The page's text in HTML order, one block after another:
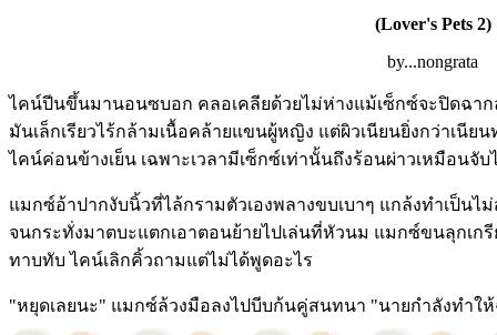
(Lover's Pets 2)
by...nongrata
ไคน์ปีนขึ้นมานอนซบอก คลอเคลียด้วยไม่ห่างแม้เซ็กซ์จะปิดฉา
มันเล็กเรียวไร้กล้ามเนื้อคล้ายแขนผู้หญิง แต่ผิวเนียนยิ่งกว่าเนี
ไคน์ค่อนข้างเย็น เฉพาะเวลามีเซ็กซ์เท่านั้นถึงร้อนผ่าวเหมือนจับ
แมกซ์อ้าปากงับนิ้วที่ไล้กรามตัวเองพลางขบเบาๆ แกล้งทำเป็น
จนกระทั่งมาตบะแตกเอาตอนย้ายไปเล่นที่หัวนม แมกซ์ขนลุกเก
ทาบทับ ไคน์เลิกคิ้วถามแต่ไม่ได้พูดอะไร
"หยุดเลยนะ" แมกซ์ล้วงมือลงไปบีบก้นคู่สนทนา "นายกำลังทำใ